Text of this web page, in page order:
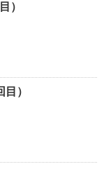
）
）